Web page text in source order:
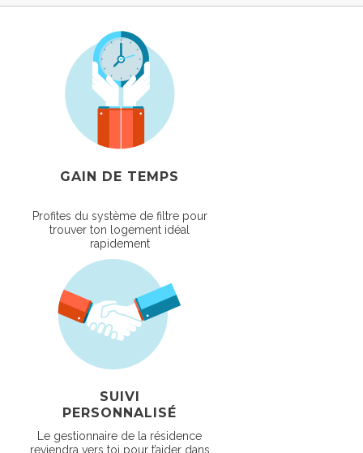
GAIN DE TEMPS
Profites du système de filtre pour
trouver ton logement idéal
rapidement
SUIVI
PERSONNALISÉ
Le gestionnaire de la résidence
reviendra vers toi pour t’aider dans